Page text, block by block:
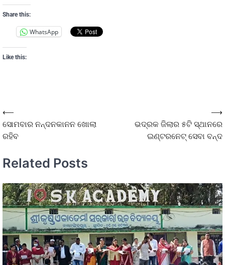
Share this:
WhatsApp
Like this:
⟵
ସୋମବାର ନନ୍ଦନକାନନ ଖୋଲା
ରହିବ
ଭଦ୍ରକ ଜିଲାର ୫ଟି ସ୍ଥାନରେ
ଇଣ୍ଟରନେଟ୍ ସେବା ବନ୍ଦ
⟶
Related Posts